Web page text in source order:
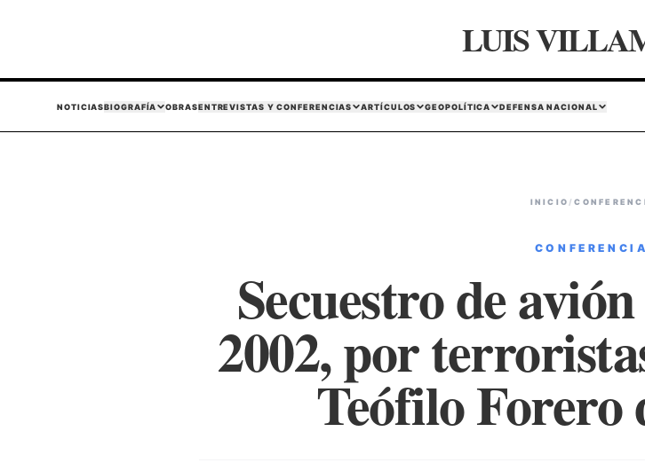
LUIS
NOTICIASBIOGRAFÍA OBRASENTREVISTAS Y CONFERENCIAS ARTÍCULOS GEOPOLÍTICA DEFENSA NACIONAL
INICIO /
Secuestro de
2002, por
Teófilo Forero